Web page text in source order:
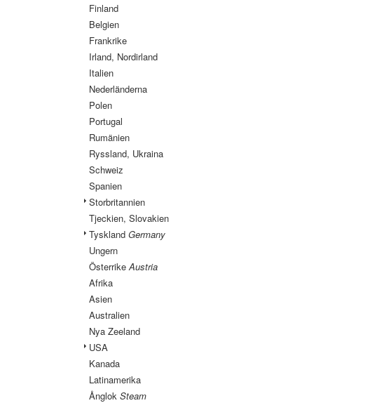
Finland
Belgien
Frankrike
Irland, Nordirland
Italien
Nederländerna
Polen
Portugal
Rumänien
Ryssland, Ukraina
Schweiz
Spanien
Storbritannien
Tjeckien, Slovakien
Tyskland Germany
Ungern
Österrike Austria
Afrika
Asien
Australien
Nya Zeeland
USA
Kanada
Latinamerika
Ånglok Steam